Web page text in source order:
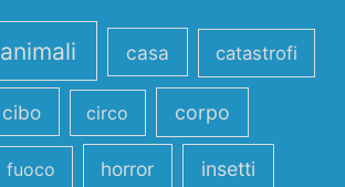
animali casa catastrofi
cibo circo corpo
fuoco horror insetti